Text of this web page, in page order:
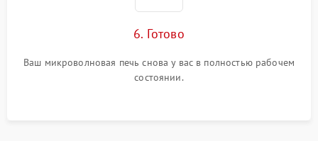
6. Готово
Ваш микроволновая печь снова у вас в полностью рабочем
состоянии.